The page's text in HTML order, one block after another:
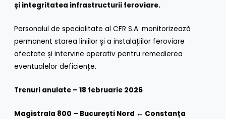
și integritatea infrastructurii feroviare.
Personalul de specialitate al CFR S.A. monitorizează
permanent starea liniilor și a instalațiilor feroviare
afectate și intervine operativ pentru remedierea
eventualelor deficiențe.
Trenuri anulate – 18 februarie 2026
Magistrala 800 – București Nord ↔ Constanța